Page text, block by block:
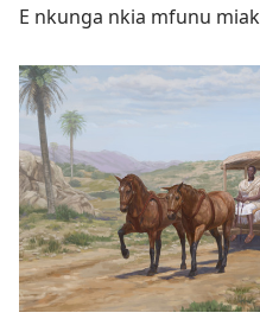
E nkunga nkia mfunu